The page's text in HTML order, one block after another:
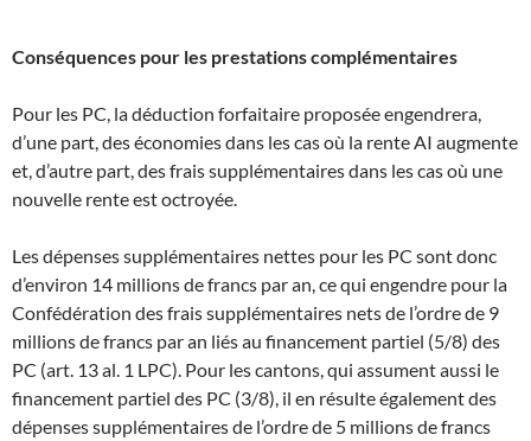
Conséquences pour les prestations complémentaires
Pour les PC, la déduction forfaitaire proposée engendrera,
d’une part, des économies dans les cas où la rente AI augmente
et, d’autre part, des frais supplémentaires dans les cas où une
nouvelle rente est octroyée.
Les dépenses supplémentaires nettes pour les PC sont donc
d’environ 14 millions de francs par an, ce qui engendre pour la
Confédération des frais supplémentaires nets de l’ordre de 9
millions de francs par an liés au financement partiel (5/8) des
PC (art. 13 al. 1 LPC). Pour les cantons, qui assument aussi le
financement partiel des PC (3/8), il en résulte également des
dépenses supplémentaires de l’ordre de 5 millions de francs